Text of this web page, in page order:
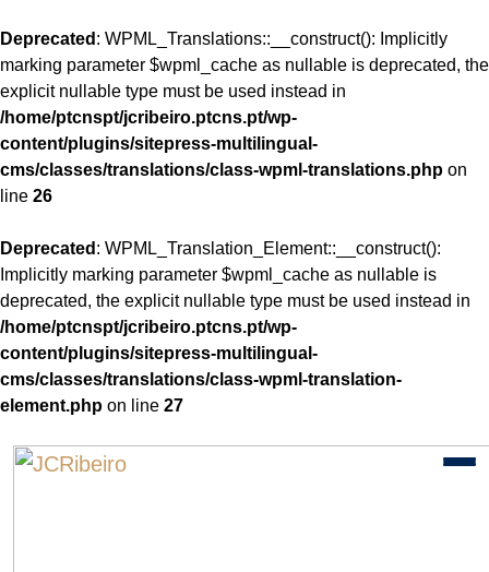
Deprecated : WPML_Translations::__construct(): Implicitly
marking parameter $wpml_cache as nullable is deprecated, the
explicit nullable type must be used instead in
/home/ptcnspt/jcribeiro.ptcns.pt/wp-
content/plugins/sitepress-multilingual-
cms/classes/translations/class-wpml-translations.php on
line 26
Deprecated : WPML_Translation_Element::__construct():
Implicitly marking parameter $wpml_cache as nullable is
deprecated, the explicit nullable type must be used instead in
/home/ptcnspt/jcribeiro.ptcns.pt/wp-
content/plugins/sitepress-multilingual-
cms/classes/translations/class-wpml-translation-
element.php on line 27
to